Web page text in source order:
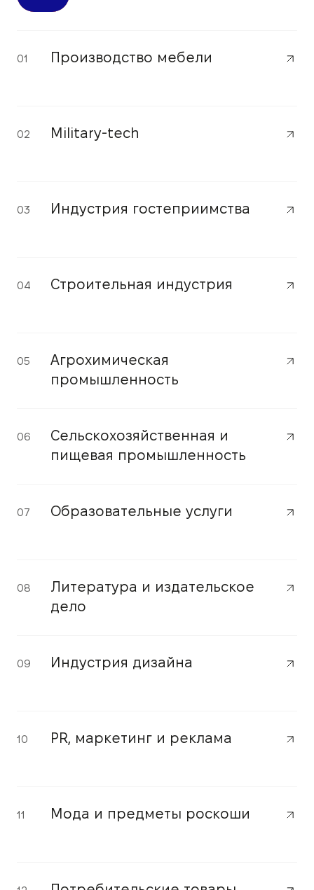
01 Производство мебели
02 Military-tech
03 Индустрия гостеприимства
04 Строительная индустрия
05
Агрохимическая
промышленность
06
Сельскохозяйственная и
пищевая промышленность
07 Образовательные услуги
08
Литература и издательское
дело
09 Индустрия дизайна
10 PR, маркетинг и реклама
11 Мода и предметы роскоши